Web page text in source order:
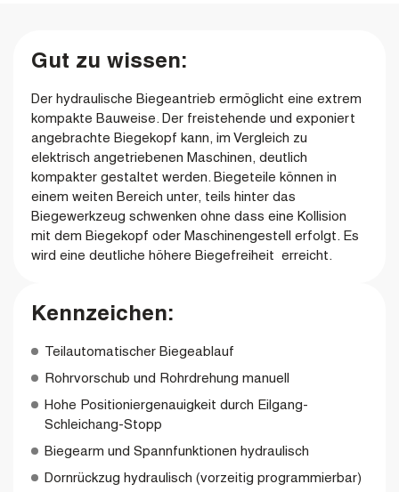
Gut zu wissen:
Der hydraulische Biegeantrieb ermöglicht eine extrem
kompakte Bauweise. Der freistehende und exponiert
angebrachte Biegekopf kann, im Vergleich zu
elektrisch angetriebenen Maschinen, deutlich
kompakter gestaltet werden. Biegeteile können in
einem weiten Bereich unter, teils hinter das
Biegewerkzeug schwenken ohne dass eine Kollision
mit dem Biegekopf oder Maschinengestell erfolgt. Es
wird eine deutliche höhere Biegefreiheit erreicht.
Kennzeichen:
Teilautomatischer Biegeablauf
Rohrvorschub und Rohrdrehung manuell
Hohe Positioniergenauigkeit durch Eilgang-
Schleichang-Stopp
Biegearm und Spannfunktionen hydraulisch
Dornrückzug hydraulisch (vorzeitig programmierbar)